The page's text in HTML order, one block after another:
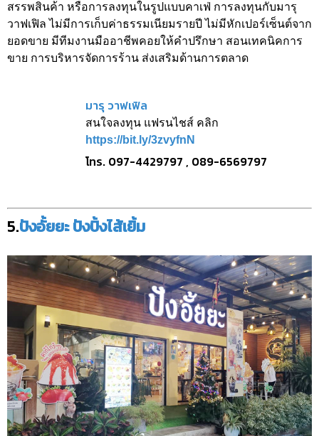
สรรพสินค้า หรือการลงทุนในรูปแบบคาเฟ่ การลงทุนกับมารุ
วาฟเฟิล ไม่มีการเก็บค่าธรรมเนียมรายปี ไม่มีหักเปอร์เซ็นต์จาก
ยอดขาย มีทีมงานมืออาชีพคอยให้คำปรึกษา สอนเทคนิคการ
ขาย การบริหารจัดการร้าน ส่งเสริมด้านการตลาด
มารุ วาฟเฟิล
สนใจลงทุน แฟรนไชส์ คลิก
https://bit.ly/3zvyfnN
โทร. 097-4429797 , 089-6569797
5.ปังอั้ยยะ ปังปิ้งไส้เยิ้ม